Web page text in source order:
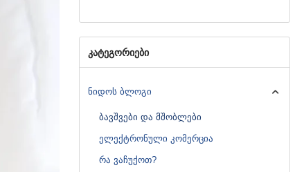
კატეგორიები
ნიდოს ბლოგი
ბავშვები და მშობლები
ელექტრონული კომერცია
რა ვაჩუქოთ?